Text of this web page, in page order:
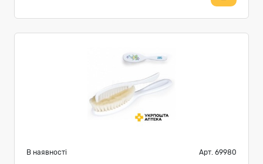
В наявності Арт. 69980